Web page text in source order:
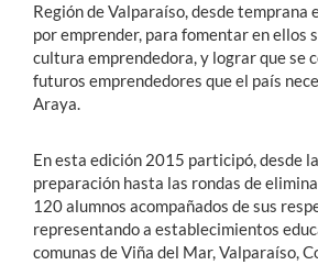
Región de Valparaíso, desde temprana
por emprender, para fomentar en ellos
cultura emprendedora, y lograr que se
futuros emprendedores que el país
Araya.
En esta edición 2015 participó, desde
preparación hasta las rondas de
120 alumnos acompañados de sus
representando a establecimientos
comunas de Viña del Mar, Valparaíso,